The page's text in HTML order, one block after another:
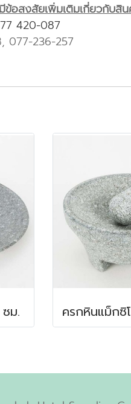
อสงสัยเพิ่มเติมเกี่ยวกับสิ
420-087
077-236-257
ม.